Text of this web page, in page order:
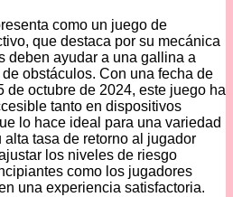
como un juego de
que destaca por su mecánica
deben ayudar a una gallina a
obstáculos. Con una fecha de
de octubre de 2024, este juego ha
tanto en dispositivos
lo hace ideal para una variedad
tasa de retorno al jugador
los niveles de riesgo
como los jugadores
una experiencia satisfactoria.